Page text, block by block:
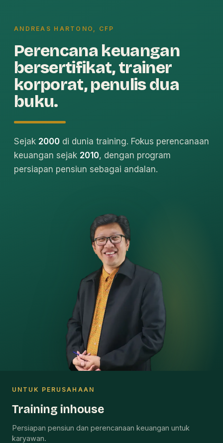
ANDREAS HARTONO, CFP
Perencana keuangan
bersertifikat, trainer
korporat, penulis dua
buku.
Sejak 2000 di dunia training. Fokus perencanaan
keuangan sejak 2010, dengan program
persiapan pensiun sebagai andalan.
UNTUK PERUSAHAAN
Training inhouse
Persiapan pensiun dan perencanaan keuangan untuk
karyawan.